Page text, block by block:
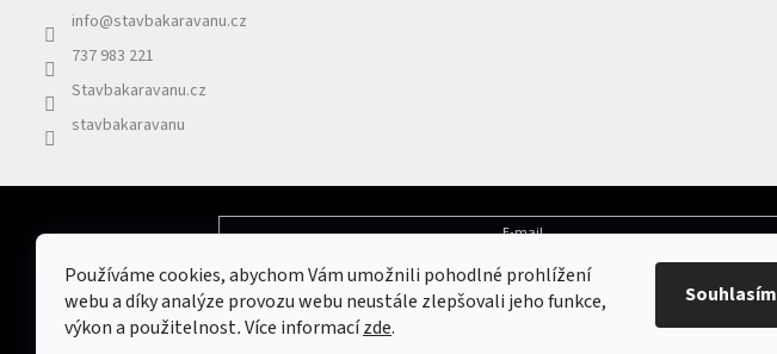
Používáme cookies, abychom Vám umožnili pohodlné prohlížení
webu a díky analýze provozu webu neustále zlepšovali jeho funkce,
výkon a použitelnost.Více informacízde.
Souhlasím
info@stavbakaravanu.cz
737 983 221
Stavbakaravanu.cz
stavbakaravanu
Odebírat newsletter E-mail
Vložením e-mailu souhlasíte spodmínkami ochrany osobních údajů